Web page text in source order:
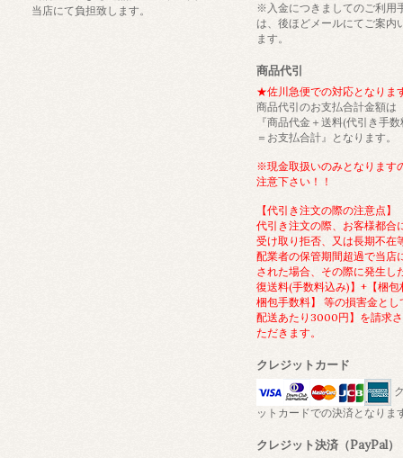
当店にて負担致します。
※入金につきましてのご利用
は、後ほどメールにてご案内
ます。
商品代引
★佐川急便での対応となりま
商品代引のお支払合計金額は
『商品代金＋送料(代引き手
＝お支払合計』となります。
※現金取扱いのみとなります
注意下さい！！
【代引き注文の際の注意点】
代引き注文の際、お客様都合
受け取り拒否、又は長期不在
配業者の保管期間超過で当店
された場合、その際に発生し
復送料(手数料込み)】+【梱包
梱包手数料】 等の損害金とし
配送あたり3000円】を請求
ただきます。
クレジットカード
ットカードでの決済となりま
クレジット決済（PayPal）